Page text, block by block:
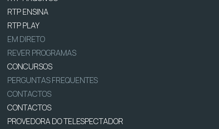
RTP ENSINA
RTP PLAY
EM DIRETO
REVER PROGRAMAS
CONCURSOS
PERGUNTAS FREQUENTES
CONTACTOS
CONTACTOS
PROVEDORA DO TELESPECTADOR